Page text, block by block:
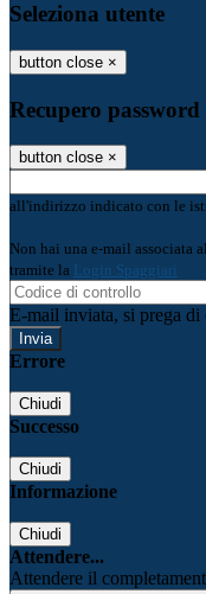
Seleziona utente
button close ×
Recupero password
button close ×
all'indirizzo indicato con le
Non hai una e-mail associata
tramite la Login Spaggiari
E-mail inviata, si prega di
Errore
Chiudi
Successo
Chiudi
Informazione
Chiudi
Attendere...
Attendere il